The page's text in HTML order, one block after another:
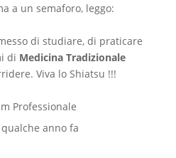
a un semaforo, leggo:
di studiare, di praticare
di Medicina Tradizionale
Viva lo Shiatsu !!!
Professionale
anno fa